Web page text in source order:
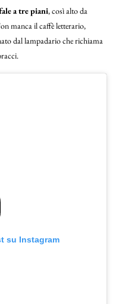
a tre piani, così alto da
manca il caffè letterario,
dal lampadario che richiama
su Instagram